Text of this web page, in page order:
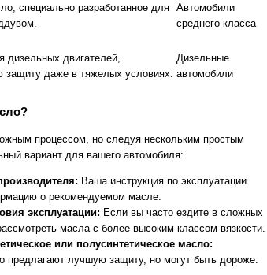
специально разработанное для
Автомобили
среднего класса
двигателей,
защиту даже в тяжелых условиях.
Дизельные
автомобили
процессом, но следуя нескольким простым
вариант для вашего автомобиля:
Ваша инструкция по эксплуатации
о рекомендуемом масле.
эксплуатации: Если вы часто ездите в сложных
масла с более высоким классом вязкости.
или полусинтетическое масло:
предлагают лучшую защиту, но могут быть дороже.